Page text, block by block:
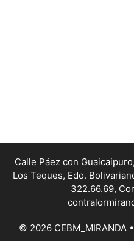
Calle Páez con
Los Teques, Edo.
322.66.69,
© 2026 CEBM_MIRANDA